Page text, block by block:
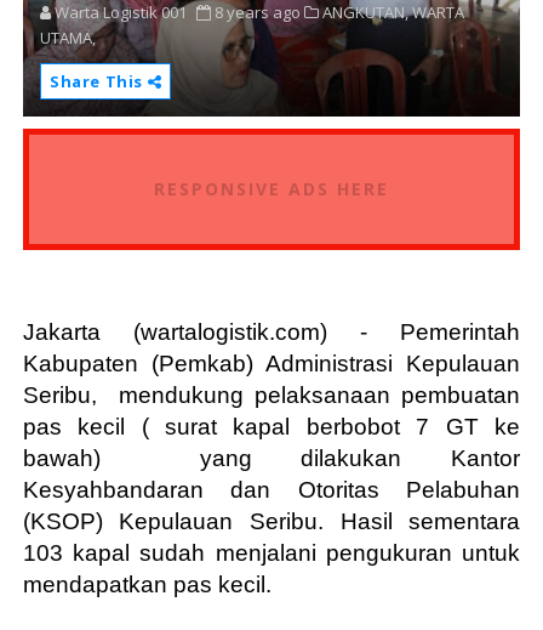
Warta Logistik 001 8 years ago ANGKUTAN,WARTA
UTAMA,
Share This
RESPONSIVE ADS HERE
Jakarta (wartalogistik.com) - Pemerintah
Kabupaten (Pemkab) Administrasi Kepulauan
Seribu, mendukung pelaksanaan pembuatan
pas kecil ( surat kapal berbobot 7 GT ke
bawah)
yang dilakukan Kantor
Kesyahbandaran dan Otoritas Pelabuhan
(KSOP) Kepulauan Seribu. Hasil sementara
103 kapal sudah menjalani pengukuran untuk
mendapatkan pas kecil.